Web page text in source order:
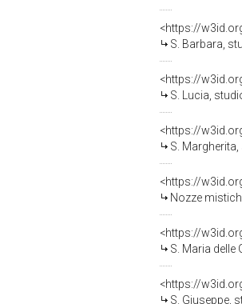
<https://
S. Barbara, studio per
<https://
S. Lucia, studio per la
<https://
S. Margherita, studio
<https://
Nozze mistiche di S.
<https://
S. Maria delle Grazie,
<https://
S. Giuseppe, studio per